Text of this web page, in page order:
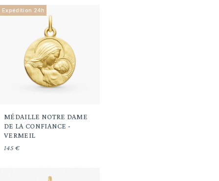
Expédition 24h
MÉDAILLE NOTRE DAME
DE LA CONFIANCE -
VERMEIL
145 €